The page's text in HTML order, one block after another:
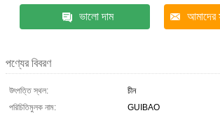
ভালো দাম আমাদের
পণ্যের বিবরণ
উৎপত্তি স্থল:
চীন
পরিচিতিমুলক নাম:
GUIBAO